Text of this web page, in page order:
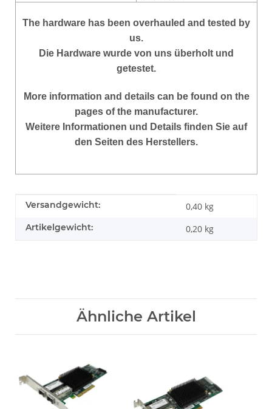
The hardware has been overhauled and tested by
us.
Die Hardware wurde von uns überholt und
getestet.
More information and details can be found on the
pages of the manufacturer.
Weitere Informationen und Details finden Sie auf
den Seiten des Herstellers.
Produkteigenschaft
Wert
Versandgewicht: 0,40 kg
Artikelgewicht: 0,20 kg
Ähnliche Artikel